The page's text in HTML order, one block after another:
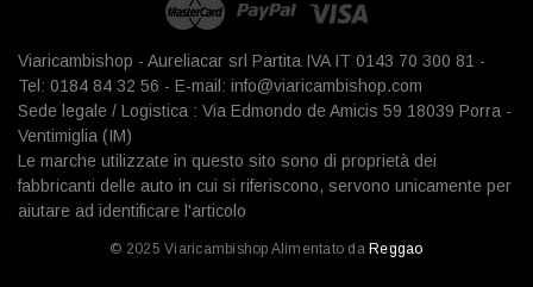
Viaricambishop - Aureliacar srl Partita IVA IT 0143 70 300 81 -
Tel: 0184 84 32 56 - E-mail: info@viaricambishop.com
Sede legale / Logistica : Via Edmondo de Amicis 59 18039 Porra -
Ventimiglia (IM)
Le marche utilizzate in questo sito sono di proprietà dei
fabbricanti delle auto in cui si riferiscono, servono unicamente per
aiutare ad identificare l'articolo
© 2025 Viaricambishop Alimentato da Reggao